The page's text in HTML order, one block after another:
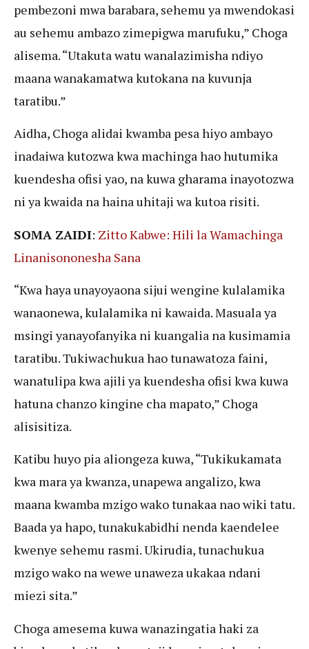
pembezoni mwa barabara, sehemu ya mwendokasi
au sehemu ambazo zimepigwa marufuku,” Choga
alisema. “Utakuta watu wanalazimisha ndiyo
maana wanakamatwa kutokana na kuvunja
taratibu.”
Aidha, Choga alidai kwamba pesa hiyo ambayo
inadaiwa kutozwa kwa machinga hao hutumika
kuendesha ofisi yao, na kuwa gharama inayotozwa
ni ya kwaida na haina uhitaji wa kutoa risiti.
SOMA ZAIDI: Zitto Kabwe: Hili la Wamachinga
Linanisononesha Sana
“Kwa haya unayoyaona sijui wengine kulalamika
wanaonewa, kulalamika ni kawaida. Masuala ya
msingi yanayofanyika ni kuangalia na kusimamia
taratibu. Tukiwachukua hao tunawatoza faini,
wanatulipa kwa ajili ya kuendesha ofisi kwa kuwa
hatuna chanzo kingine cha mapato,” Choga
alisisitiza.
Katibu huyo pia aliongeza kuwa, “Tukikukamata
kwa mara ya kwanza, unapewa angalizo, kwa
maana kwamba mzigo wako tunakaa nao wiki tatu.
Baada ya hapo, tunakukabidhi nenda kaendelee
kwenye sehemu rasmi. Ukirudia, tunachukua
mzigo wako na wewe unaweza ukakaa ndani
miezi sita.”
Choga amesema kuwa wanazingatia haki za